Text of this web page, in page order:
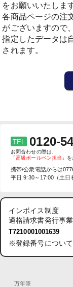
をお願いいたしま
各商品ページの注
がございますので
指定したデータは
されます。
TEL 0120-
お問合わせの際は、
「高級ボールペン担当 」
携帯/公衆電話からは
平日 9:30～17:00（土日
インボイス制度
適格請求書発行事
T7210001001639
※登録番号につい
万年筆